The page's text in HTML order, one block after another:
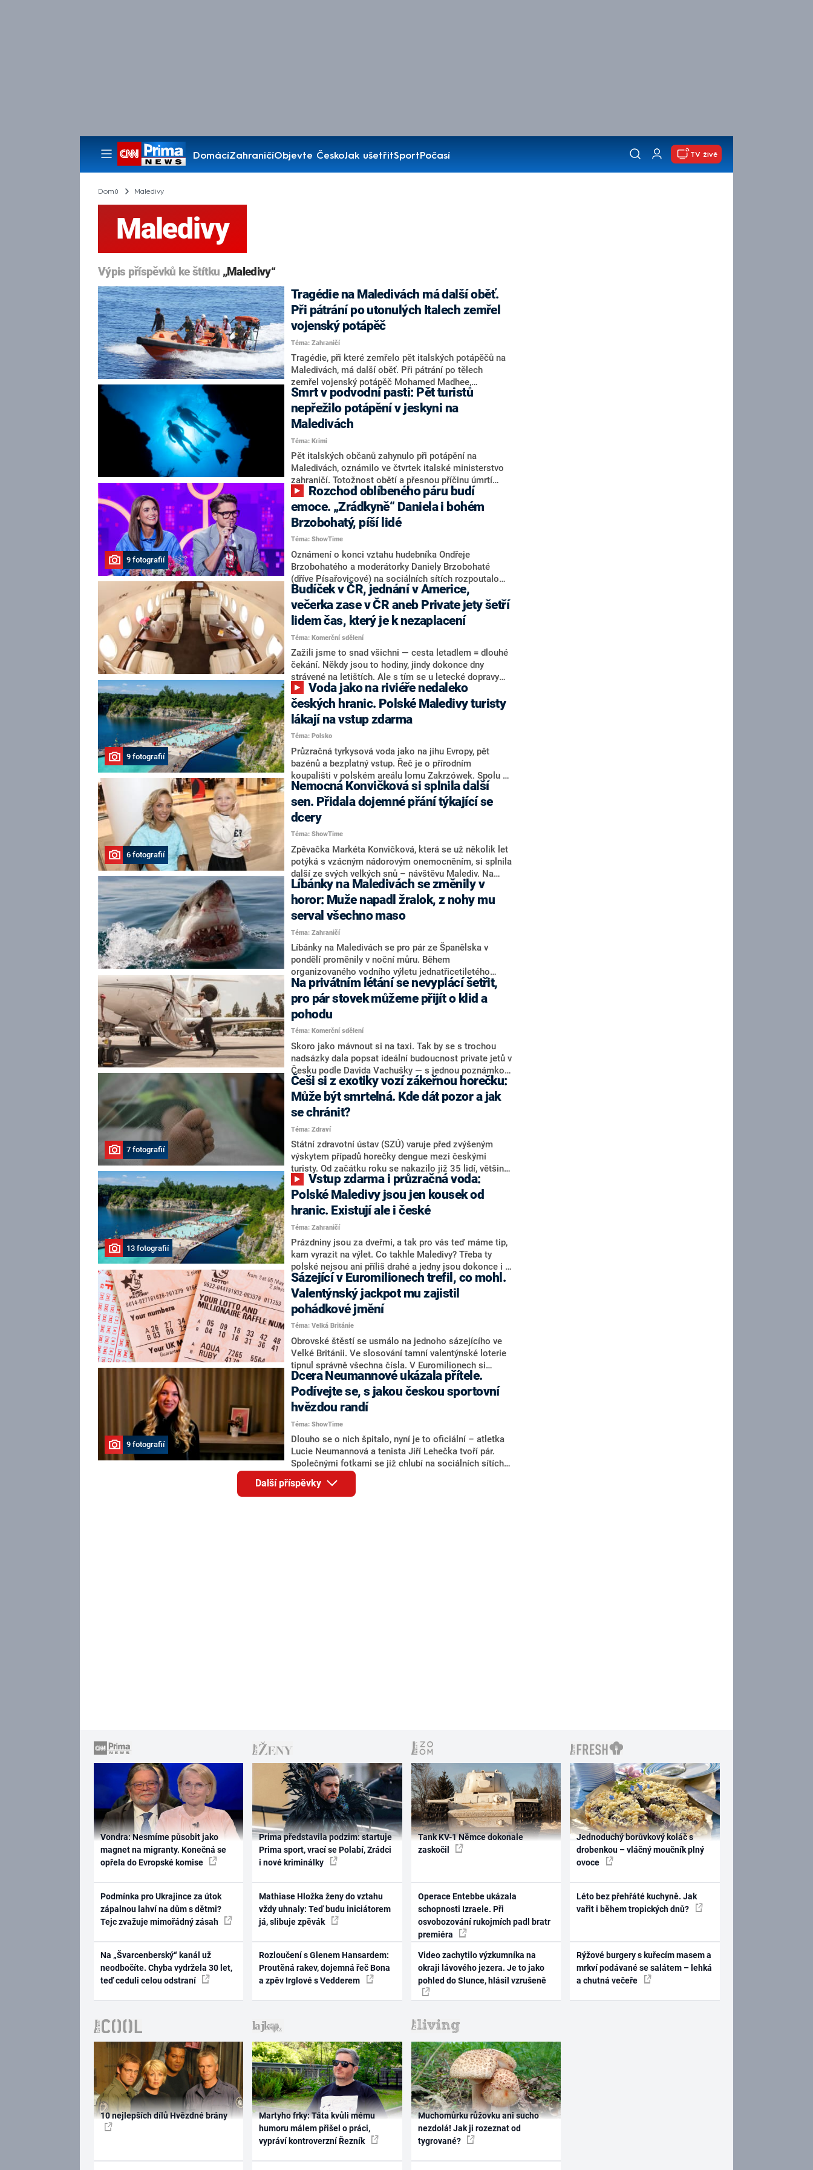
DomácíZahraničíObjevte ČeskoJak ušetřitSportPočasí
Pořady
TV živě
Domů Maledivy
Maledivy
Výpis příspěvků ke štítku „Maledivy“
Tragédie na Maledivách má další oběť.
Při pátrání po utonulých Italech zemřel
vojenský potápěč
Téma: Zahraničí
Tragédie, při které zemřelo pět italských potápěčů na
Maledivách, má další oběť. Při pátrání po tělech
zemřel vojenský potápěč Mohamed Madhee,
informuje BBC. Podle tamních úřadů ho v průběhu
mise stihla dekompresní nemoc.
Smrt v podvodní pasti: Pět turistů
nepřežilo potápění v jeskyni na
Maledivách
Téma: Krimi
Pět italských občanů zahynulo při potápění na
Maledivách, oznámilo ve čtvrtek italské ministerstvo
zahraničí. Totožnost obětí a přesnou příčinu úmrtí
blíže neupřesnilo.
9 fotografií
emoce. „Zrádkyně“ Daniela i bohém
Brzobohatý, píší lidé
Téma: ShowTime
Oznámení o konci vztahu hudebníka Ondřeje
Brzobohatého a moderátorky Daniely Brzobohaté
(dříve Písařovicové) na sociálních sítích rozpoutalo
vlnu reakcí. Zatímco část fanoušků vyjadřuje
zklamání, jiní raději vsází na vtip.
Budíček v ČR, jednání v Americe,
večerka zase v ČR aneb Private jety šetří
lidem čas, který je k nezaplacení
Téma: Komerční sdělení
Zažili jsme to snad všichni — cesta letadlem = dlouhé
čekání. Někdy jsou to hodiny, jindy dokonce dny
strávené na letištích. Ale s tím se u letecké dopravy
musí počítat, řeknete si možná. Pravda je ovšem
taková, že nemusí! Privátní lety umí zázraky, což
dobře vědí ti, kteří se na ně spoléhají opakovaně.
Proč? Umožňují jim pracovat na maximum a přitom
žít plnohodnotný soukromý život.
9 fotografií
českých hranic. Polské Maledivy turisty
lákají na vstup zdarma
Téma: Polsko
Průzračná tyrkysová voda jako na jihu Evropy, pět
bazénů a bezplatný vstup. Řeč je o přírodním
koupališti v polském areálu lomu Zakrzówek. Spolu s
parkem Gródek se těmto místům nedaleko českých
hranic přezdívá polské Maledivy.
6 fotografií
Nemocná Konvičková si splnila další
sen. Přidala dojemné přání týkající se
dcery
Téma: ShowTime
Zpěvačka Markéta Konvičková, která se už několik let
potýká s vzácným nádorovým onemocněním, si splnila
další ze svých velkých snů – návštěvu Malediv. Na
sociálních sítích sdílela nejen svůj zážitek v podobě
koupání se žraloky, ale i dojemné přání týkající se její
Líbánky na Maledivách se změnily v
horor: Muže napadl žralok, z nohy mu
serval všechno maso
Téma: Zahraničí
Líbánky na Maledivách se pro pár ze Španělska v
pondělí proměnily v noční můru. Během
organizovaného vodního výletu jednatřicetiletého
ženicha napadl žralok a z nohy mu strhl veškeré
maso. Muž ztratil mnoho krve a v kritickém stavu byl
převezen do nemocnice. Tam mu lékaři končetinu
amputovali, stále však bojuje o život. Informoval o
tom britský deník The Daily Mail.
Na privátním létání se nevyplácí šetřit,
pro pár stovek můžeme přijít o klid a
pohodu
Téma: Komerční sdělení
Skoro jako mávnout si na taxi. Tak by se s trochou
nadsázky dala popsat ideální budoucnost private jetů v
Česku podle Davida Vachušky — s jednou poznámkou,
synonymem pro tento druh cestování by se mělo stát
spojení Fusion Jet, což je společnost, kterou před
třemi lety pomáhal založit a která se netají ambicí být
nejlepší na trhu. K dosažení prvenství je ovšem třeba i
schopnost poučit se z chyb, které se nevyhnou
žádnému profesionálovi.
7 fotografií
Češi si z exotiky vozí zákeřnou horečku:
Může být smrtelná. Kde dát pozor a jak
se chránit?
Téma: Zdraví
Státní zdravotní ústav (SZÚ) varuje před zvýšeným
výskytem případů horečky dengue mezi českými
turisty. Od začátku roku se nakazilo již 35 lidí, většina
z nich si virovou nemoc přivezla z Malediv. Odborníci
proto doporučují nepodceňovat před cestou na
jihoasijské ostrovy prevenci a zvážit očkování.
13 fotografií
Polské Maledivy jsou jen kousek od
hranic. Existují ale i české
Téma: Zahraničí
Prázdniny jsou za dveřmi, a tak pro vás teď máme tip,
kam vyrazit na výlet. Co takhle Maledivy? Třeba ty
polské nejsou ani příliš drahé a jedny jsou dokonce i v
Česku. Štáby CNN Prima NEWS vyrazily na místa,
která lákají průzračně čistou vodou a dojedete tam
pohodlně autem.
Sázející v Euromilionech trefil, co mohl.
Valentýnský jackpot mu zajistil
pohádkové jmění
Téma: Velká Británie
Obrovské štěstí se usmálo na jednoho sázejícího ve
Velké Británii. Ve slosování tamní valentýnské loterie
tipnul správně všechna čísla. V Euromilionech si
odnesl výhru ve výši přes 65 milionů liber (bezmála
dvě miliardy korun).
9 fotografií
Dcera Neumannové ukázala přítele.
Podívejte se, s jakou českou sportovní
hvězdou randí
Téma: ShowTime
Dlouho se o nich špitalo, nyní je to oficiální – atletka
Lucie Neumannová a tenista Jiří Lehečka tvoří pár.
Společnými fotkami se již chlubí na sociálních sítích a
své zamilované momenty sdílí se svými příznivci.
Aktuálně jsou společně na dovolené na Maledivách,
kde se věnují šnorchlování. O svém vztahu promluvili
Další příspěvky
Vondra: Nesmíme působit jako
magnet na migranty. Konečná se
opřela do Evropské komise
Podmínka pro Ukrajince za útok
zápalnou lahví na dům s dětmi?
Tejc zvažuje mimořádný zásah
Na „Švarcenberský“ kanál už
neodbočíte. Chyba vydržela 30 let,
teď ceduli celou odstraní
Prima představila podzim: startuje
Prima sport, vrací se Polabí, Zrádci
i nové kriminálky
Mathiase Hložka ženy do vztahu
vždy uhnaly: Teď budu iniciátorem
já, slibuje zpěvák
Rozloučení s Glenem Hansardem:
Proutěná rakev, dojemná řeč Bona
a zpěv Irglové s Vedderem
Tank KV-1 Němce dokonale
zaskočil
Operace Entebbe ukázala
schopnosti Izraele. Při
osvobozování rukojmích padl bratr
premiéra
Video zachytilo výzkumníka na
okraji lávového jezera. Je to jako
pohled do Slunce, hlásil vzrušeně
Jednoduchý borůvkový koláč s
drobenkou – vláčný moučník plný
ovoce
Léto bez přehřáté kuchyně. Jak
vařit i během tropických dnů?
Rýžové burgery s kuřecím masem a
mrkví podávané se salátem – lehká
a chutná večeře
10 nejlepších dílů Hvězdné brány
Martyho frky: Táta kvůli mému
humoru málem přišel o práci,
vypráví kontroverzní Řezník
Muchomůrku růžovku ani sucho
nezdolá! Jak ji rozeznat od
tygrované?